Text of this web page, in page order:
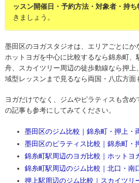
ッスン開催日・予約方法・対象者・持ち
きましょう。
墨田区のヨガスタジオは、エリアごとにか
ホットヨガを中心に比較するなら錦糸町
舟、スカイツリー周辺の徒歩動線なら押
域型レッスンまで見るなら両国・八広方面
ヨガだけでなく、ジムやピラティスも含
の記事も参考にしてみてください。
墨田区のジム比較｜錦糸町・押上・
墨田区のピラティス比較｜錦糸町・
錦糸町駅周辺のヨガ比較｜ホットヨ
錦糸町駅周辺のジム比較｜北口・南
押上駅周辺のジム比較｜スカイツリ